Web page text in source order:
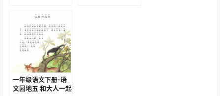
一年级语文下册-语
文园地五 和大人一起